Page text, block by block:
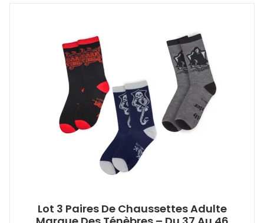
Lot 3 Paires De Chaussettes Adulte